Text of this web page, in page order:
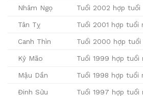
Nhâm Ngọ Tuổi 2002 hợp tuổi
Tân Tỵ Tuổi 2001 hợp tuổi
Canh Thìn Tuổi 2000 hợp tuổi
Kỷ Mão Tuổi 1999 hợp tuổi
Mậu Dần Tuổi 1998 hợp tuổi
Đinh Sửu Tuổi 1997 hợp tuổi